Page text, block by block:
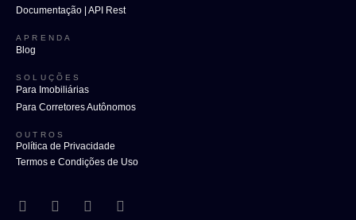
Documentação | API Rest
APRENDA
Blog
SOLUÇÕES
Para Imobiliárias
Para Corretores Autônomos
OUTROS
Política de Privacidade
Termos e Condições de Uso